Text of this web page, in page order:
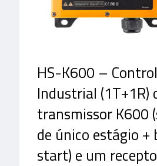
HS-K600 –
Industrial (1T+1R)
transmissor K600
de único estágio +
start) e um